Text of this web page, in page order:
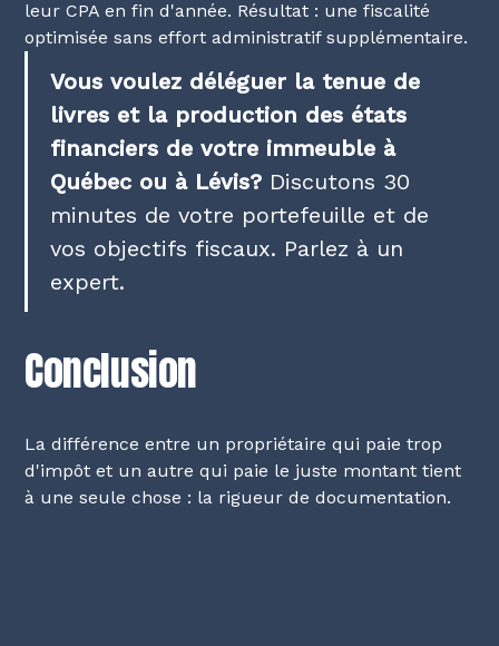
leur CPA en fin d'année. Résultat : une fiscalité
optimisée sans effort administratif supplémentaire.
Vous voulez déléguer la tenue de
livres et la production des états
financiers de votre immeuble à
Québec ou à Lévis? Discutons 30
minutes de votre portefeuille et de
vos objectifs fiscaux. Parlez à un
expert.
Conclusion
La différence entre un propriétaire qui paie trop
d'impôt et un autre qui paie le juste montant tient
à une seule chose : la rigueur de documentation.